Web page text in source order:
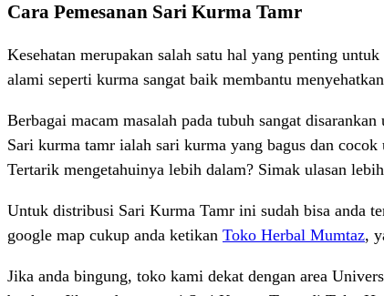
Cara Pemesanan Sari Kurma Tamr
Kesehatan merupakan salah satu hal yang penting
alami seperti kurma sangat baik membantu
Berbagai macam masalah pada tubuh sangat
Sari kurma tamr ialah sari kurma yang bagus dan
Tertarik mengetahuinya lebih dalam? Simak ulasan
Untuk distribusi Sari Kurma Tamr ini sudah bisa anda
google map cukup anda ketikan Toko Herbal Mumtaz,
Jika anda bingung, toko kami dekat dengan area